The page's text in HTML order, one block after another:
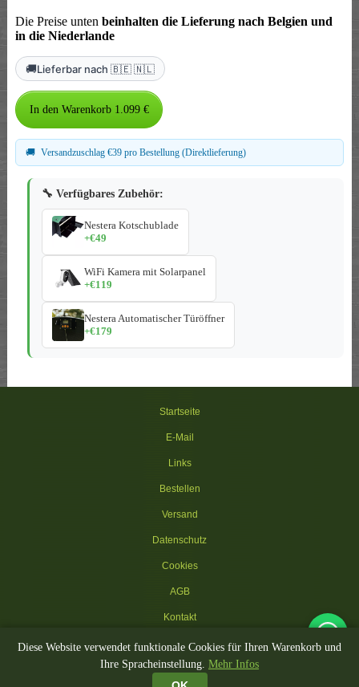
Die Preise unten beinhalten die Lieferung nach Belgien und
in die Niederlande
🚚Lieferbar nach 🇧🇪 🇳🇱
🚚 Versandzuschlag €39 pro Bestellung (Direktlieferung)
🔧 Verfügbares Zubehör:
Nestera Kotschublade
+€49
WiFi Kamera mit Solarpanel
+€119
Nestera Automatischer Türöffner
+€179
Startseite
E-Mail
Links
Bestellen
Versand
Datenschutz
Cookies
AGB
Kontakt
© 2002-2026 Kippenhokken.be
🚚 Gratis Lieferung Ställe BE/NL · Zubehör gratis ab €100
🔄 14 Tage Rückgabe
🏪 Showroom in Ooigem
Diese Website verwendet funktionale Cookies für Ihren Warenkorb und
Ihre Spracheinstellung. Mehr Infos